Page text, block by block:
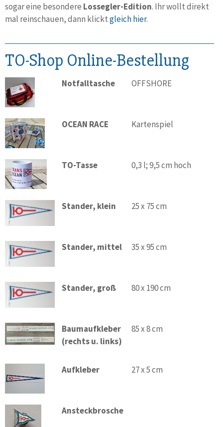
sogar eine besondere Lossegler-Edition. Ihr wollt direkt
mal reinschauen, dann klicktgleich hier.
TO-Shop Online-Bestellung
Notfalltasche OFFSHORE
OCEAN RACE Kartenspiel
TO-Tasse 0,3 l; 9,5 cm hoch
Stander, klein 25 x 75 cm
Stander, mittel 35 x 95 cm
Stander, groß 80 x 190 cm
Baumaufkleber
(rechts u. links)
85 x 8 cm
Aufkleber 27 x 5 cm
Ansteckbrosche